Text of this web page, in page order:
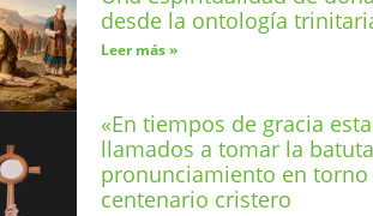
desde la ontología
Leer más »
«En tiempos de gracia
llamados a tomar la
pronunciamiento en torno
centenario cristero